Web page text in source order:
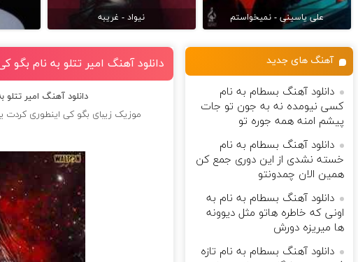
علی یاسینی - نمیخواستم نیواد - غریبه
دانلود آهنگ امیر تتلو به نام
دانلود آهنگ امیر
موزیک زیبای بگو کی اینطوری کردت
آهنگ های جدید
دانلود آهنگ بسطام به نام
کسی نیومده نه به جون تو جات
پیشم امنه همه جوره تو
دانلود آهنگ بسطام به نام
خسته نشدی از این دوری جمع کن
همین الان چمدونتو
دانلود آهنگ بسطام به نام به
اونی که خاطره هاتو مثل دیوونه
ها میریزه دورش
دانلود آهنگ بسطام به نام تازه